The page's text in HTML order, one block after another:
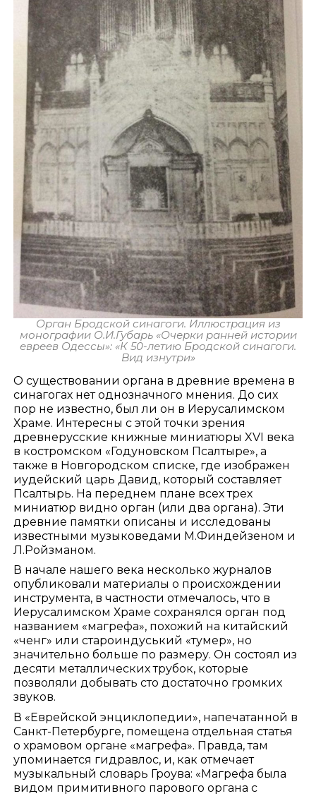
Орган Бродской синагоги. Иллюстрация из
монографии О.И.Губарь «Очерки ранней истории
евреев Одессы»: «К 50-летию Бродской синагоги.
Вид изнутри»
О существовании органа в древние времена в
синагогах нет однозначного мнения. До сих
пор не известно, был ли он в Иерусалимском
Храме. Интересны с этой точки зрения
древнерусские книжные миниатюры XVI века
в костромском «Годуновском Псалтыре», а
также в Новгородском списке, где изображен
иудейский царь Давид, который составляет
Псалтырь. На переднем плане всех трех
миниатюр видно орган (или два органа). Эти
древние памятки описаны и исследованы
известными музыковедами М.Финдейзеном и
Л.Ройзманом.
В начале нашего века несколько журналов
опубликовали материалы о происхождении
инструмента, в частности отмечалось, что в
Иерусалимском Храме сохранялся орган под
названием «магрефа», похожий на китайский
«ченг» или староиндуський «тумер», но
значительно больше по размеру. Он состоял из
десяти металлических трубок, которые
позволяли добывать сто достаточно громких
звуков.
В «Еврейской энциклопедии», напечатанной в
Санкт-Петербурге, помещена отдельная статья
о храмовом органе «магрефа». Правда, там
упоминается гидравлос, и, как отмечает
музыкальный словарь Гроува: «Магрефа была
видом примитивного парового органа с